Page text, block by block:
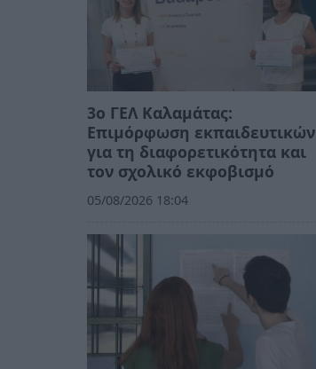
3ο ΓΕΛ Καλαμάτας:
Επιμόρφωση εκπαιδευτικών
για τη διαφορετικότητα και
τον σχολικό εκφοβισμό
05/08/2026 18:04